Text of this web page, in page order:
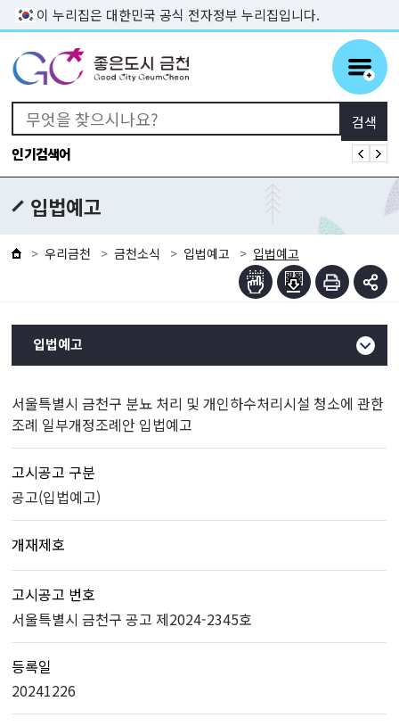
본문 바로가기
이 누리집은 대한민국 공식 전자정부 누리집입니다.
인기검색어
입법예고
우리금천 금천소식 입법예고 입법예고
입법예고
서울특별시 금천구 분뇨 처리 및 개인하수처리시설 청소에 관한
조례 일부개정조례안 입법예고
고시공고 구분
공고(입법예고)
개재제호
고시공고 번호
서울특별시 금천구 공고 제2024-2345호
등록일
20241226